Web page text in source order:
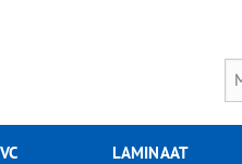
LAMINAAT